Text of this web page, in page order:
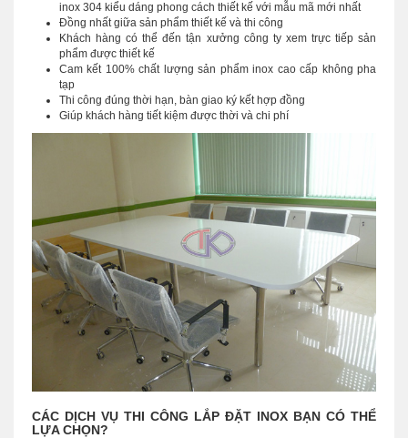
inox 304 kiểu dáng phong cách thiết kế với mẫu mã mới nhất
Đồng nhất giữa sản phẩm thiết kế và thi công
Khách hàng có thể đến tận xưởng công ty xem trực tiếp sản
phẩm được thiết kế
Cam kết 100% chất lượng sản phẩm inox cao cấp không pha
tạp
Thi công đúng thời hạn, bàn giao ký kết hợp đồng
Giúp khách hàng tiết kiệm được thời và chi phí
CÁC DỊCH VỤ THI CÔNG LẮP ĐẶT INOX BẠN CÓ THỂ
LỰA CHỌN?